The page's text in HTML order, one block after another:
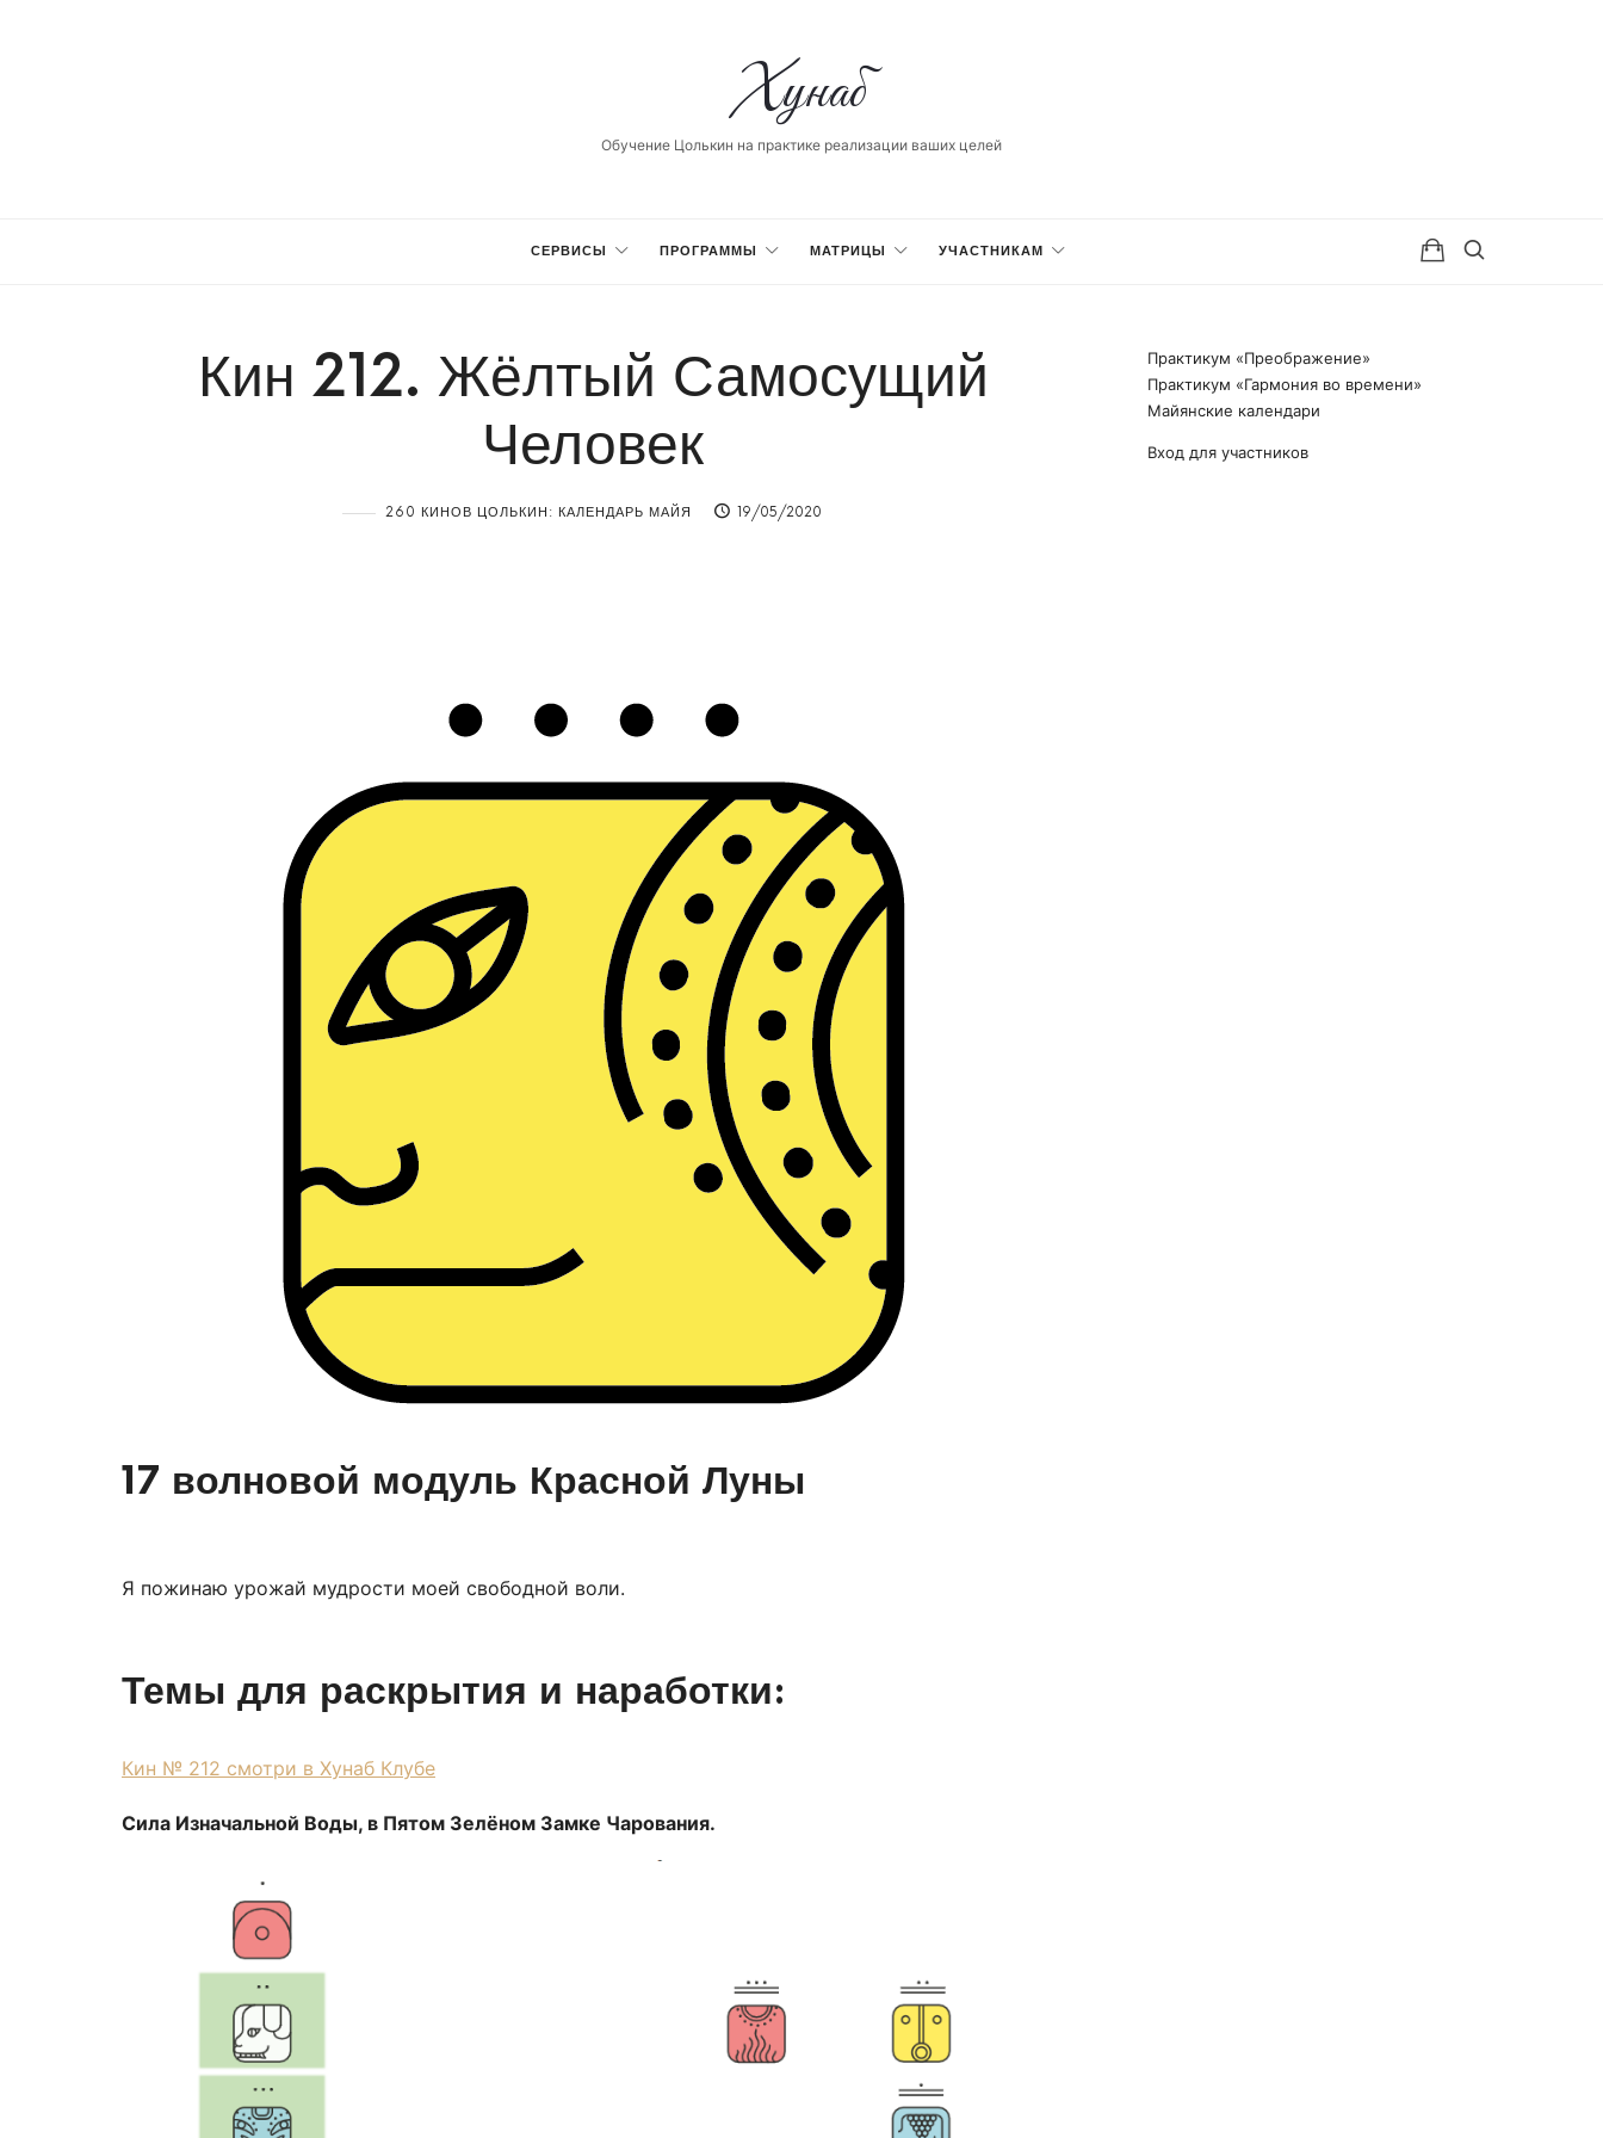
Хунаб
Хунаб
Обучение Цолькин на практике реализации ваших целей
СЕРВИСЫ ПРОГРАММЫ МАТРИЦЫ УЧАСТНИКАМ
Кин 212. Жёлтый Самосущий
Человек
260 КИНОВ ЦОЛЬКИН: КАЛЕНДАРЬ МАЙЯ 19/05/2020
17 волновой модуль Красной Луны
Я пожинаю урожай мудрости моей свободной воли.
Темы для раскрытия и наработки:
Кин № 212 смотри в Хунаб Клубе
Сила Изначальной Воды, в Пятом Зелёном Замке Чарования.
Практикум «Преображение»
Практикум «Гармония во времени»
Майянские календари
Вход для участников